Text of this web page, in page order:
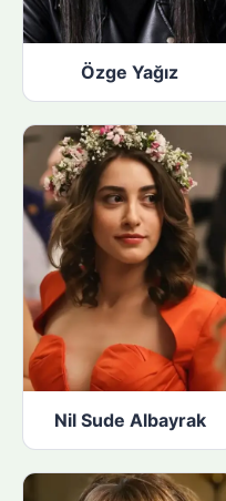
Özge Yağız
Nil Sude Albayrak